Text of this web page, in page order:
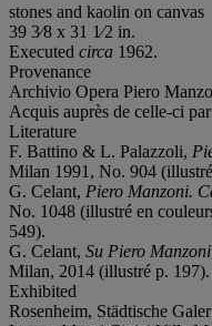
stones and kaolin on canvas
39 3⁄8 x 31 1⁄2 in.
Executed circa 1962.
Provenance
Archivio Opera Piero
Acquis auprès de celle-ci
Literature
F. Battino & L. Palazzoli,
Milan 1991, No. 904
G. Celant, Piero Manzoni.
No. 1048 (illustré en
549).
G. Celant, Su Piero Manzoni
Milan, 2014 (illustré p. 197).
Exhibited
Rosenheim, Städtische